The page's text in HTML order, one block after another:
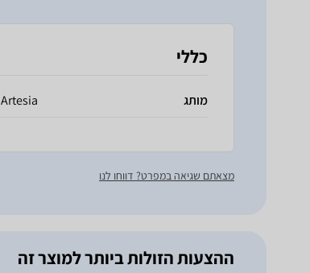
כללי
מותג Artesia
מצאתם שגיאה במפרט? דווחו לנו
ההצעות הזולות ביותר למוצר זה